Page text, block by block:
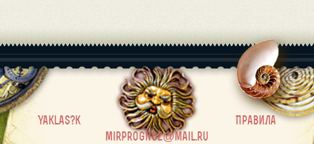
Yaklas?k |
Правила
mirprognoz@mail.ru